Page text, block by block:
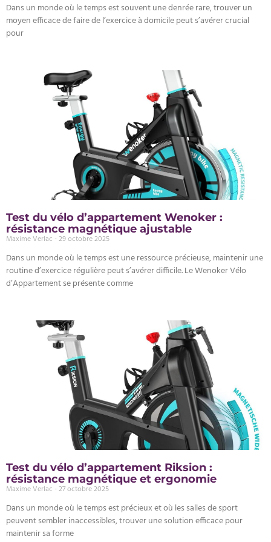
Dans un monde où le temps est souvent une denrée rare, trouver un
moyen efficace de faire de l’exercice à domicile peut s’avérer crucial
pour
Test du vélo d’appartement Wenoker :
résistance magnétique ajustable
Maxime Verlac 29 octobre 2025
Dans un monde où le temps est une ressource précieuse, maintenir une
routine d’exercice régulière peut s’avérer difficile. Le Wenoker Vélo
d’Appartement se présente comme
Test du vélo d’appartement Riksion :
résistance magnétique et ergonomie
Maxime Verlac 27 octobre 2025
Dans un monde où le temps est précieux et où les salles de sport
peuvent sembler inaccessibles, trouver une solution efficace pour
maintenir sa forme